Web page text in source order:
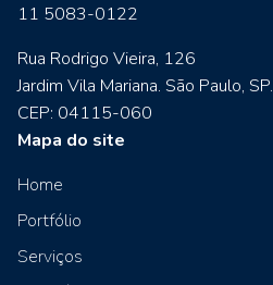
11 5083-0122
Rua Rodrigo Vieira, 126
Jardim Vila Mariana. São Paulo, SP.
CEP: 04115-060
Mapa do site
Home
Portfólio
Serviços